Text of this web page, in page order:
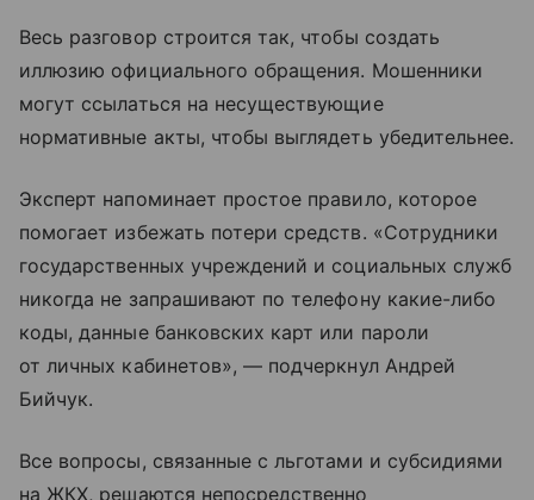
Весь разговор строится так, чтобы создать
иллюзию официального обращения. Мошенники
могут ссылаться на несуществующие
нормативные акты, чтобы выглядеть убедительнее.
Эксперт напоминает простое правило, которое
помогает избежать потери средств. «Сотрудники
государственных учреждений и социальных служб
никогда не запрашивают по телефону какие-либо
коды, данные банковских карт или пароли
от личных кабинетов», — подчеркнул Андрей
Бийчук.
Все вопросы, связанные с льготами и субсидиями
на ЖКХ, решаются непосредственно